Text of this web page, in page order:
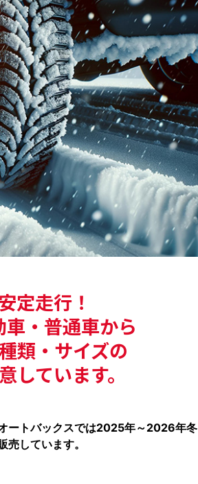
定走行！
・普通車から
類・サイズの
しています。
ートバックスでは2025年～2026年冬
しています。